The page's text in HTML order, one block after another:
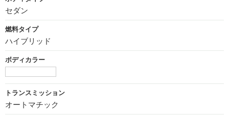
セダン
燃料タイプ
ハイブリッド
ボディカラー
トランスミッション
オートマチック